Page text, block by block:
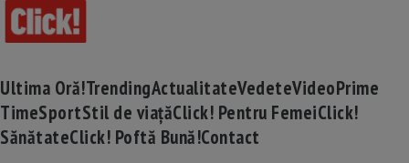
Ultima Oră!TrendingActualitateVedeteVideoPrime
TimeSportStil de viațăClick! Pentru FemeiClick!
SănătateClick! Poftă Bună!Contact